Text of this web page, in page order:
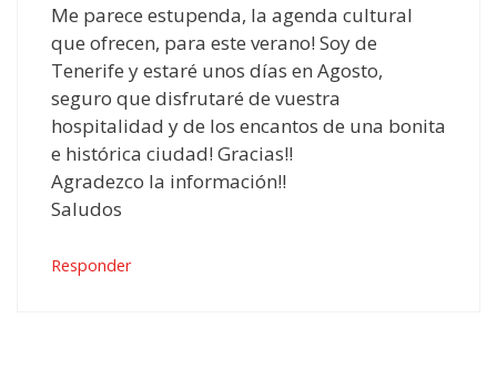
Me parece estupenda, la agenda cultural
que ofrecen, para este verano! Soy de
Tenerife y estaré unos días en Agosto,
seguro que disfrutaré de vuestra
hospitalidad y de los encantos de una bonita
e histórica ciudad! Gracias!!
Agradezco la información!!
Saludos
Responder